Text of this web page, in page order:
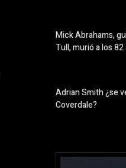
Mick Abrahams,
Tull, murió a los 82
Adrian Smith ¿se
Coverdale?